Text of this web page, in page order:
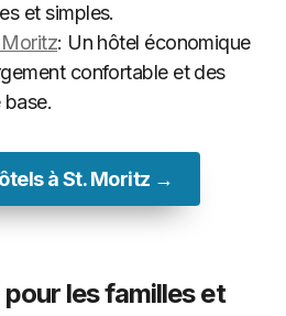
et simples.
Moritz: Un hôtel économique
confortable et des
à St. Moritz →
les familles et